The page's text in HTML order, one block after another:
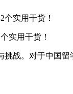
实用干货！
挑战。对于中国